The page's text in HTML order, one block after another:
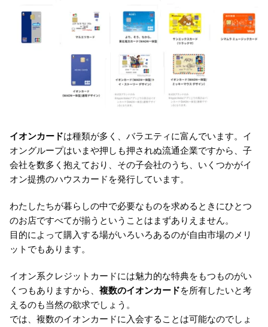
イオンカードは種類が多く、バラエティに富んでいます。イ
オングループはいまや押しも押されぬ流通企業ですから、子
会社を数多く抱えており、その子会社のうち、いくつかがイ
オン提携のハウスカードを発行しています。
わたしたちが暮らしの中で必要なものを求めるときにひとつ
のお店ですべてが揃うということはまずありえません。
目的によって購入する場がいろいろあるのが自由市場のメリ
ットでもあります。
イオン系クレジットカードには魅力的な特典をもつものがい
くつもありますから、 複数のイオンカードを所有したいと考
えるのも当然の欲求でしょう。
では、複数のイオンカードに入会することは可能なのでしょ